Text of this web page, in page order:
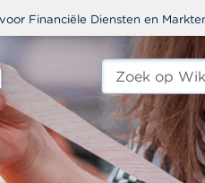
Financiële Diensten en
Zoeken
edit-